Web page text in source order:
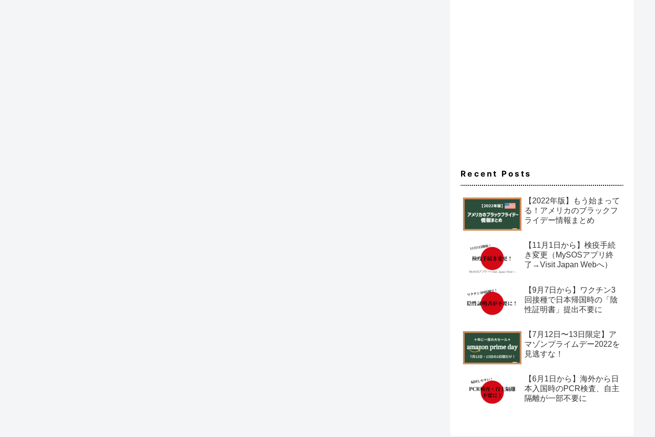
Recent Posts
【2022年版】もう始まって
る！アメリカのブラックフ
ライデー情報まとめ
【11月1日から】検疫手続
き変更（MySOSアプリ終
了→Visit Japan Webへ）
【9月7日から】ワクチン3
回接種で日本帰国時の「陰
性証明書」提出不要に
【7月12日〜13日限定】ア
マゾンプライムデー2022を
見逃すな！
【6月1日から】海外から日
本入国時のPCR検査、自主
隔離が一部不要に